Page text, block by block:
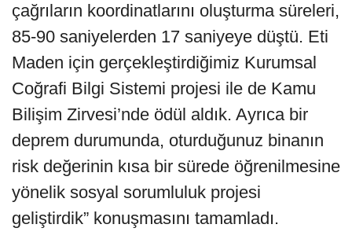
çağrıların koordinatlarını oluşturma süreleri,
85-90 saniyelerden 17 saniyeye düştü. Eti
Maden için gerçekleştirdiğimiz Kurumsal
Coğrafi Bilgi Sistemi projesi ile de Kamu
Bilişim Zirvesi’nde ödül aldık. Ayrıca bir
deprem durumunda, oturduğunuz binanın
risk değerinin kısa bir sürede öğrenilmesine
yönelik sosyal sorumluluk projesi
geliştirdik” konuşmasını tamamladı.